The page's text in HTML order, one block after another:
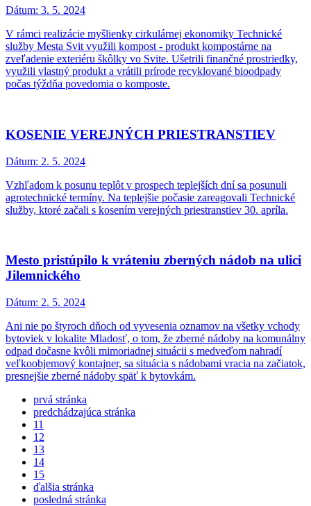
Dátum: 3. 5. 2024
V rámci realizácie myšlienky cirkulárnej ekonomiky Technické
služby Mesta Svit využili kompost - produkt kompostárne na
zveľadenie exteriéru škôlky vo Svite. Ušetrili finančné prostriedky,
využili vlastný produkt a vrátili prírode recyklované bioodpady
počas týždňa povedomia o komposte.
KOSENIE VEREJNÝCH PRIESTRANSTIEV
Dátum: 2. 5. 2024
Vzhľadom k posunu teplôt v prospech teplejších dní sa posunuli
agrotechnické termíny. Na teplejšie počasie zareagovali Technické
služby, ktoré začali s kosením verejných priestranstiev 30. apríla.
Mesto pristúpilo k vráteniu zberných nádob na ulici
Jilemnického
Dátum: 2. 5. 2024
Ani nie po štyroch dňoch od vyvesenia oznamov na všetky vchody
bytoviek v lokalite Mladosť, o tom, že zberné nádoby na komunálny
odpad dočasne kvôli mimoriadnej situácii s medveďom nahradí
veľkoobjemový kontajner, sa situácia s nádobami vracia na začiatok,
presnejšie zberné nádoby späť k bytovkám.
prvá stránka
predchádzajúca stránka
11
12
13
14
15
ďalšia stránka
posledná stránka